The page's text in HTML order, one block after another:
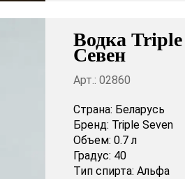
Водка
Севен
Арт.: 02860
Страна: Беларусь
Бренд: Triple Seven
Объем: 0.7 л
Градус: 40
Тип спирта: Альфа